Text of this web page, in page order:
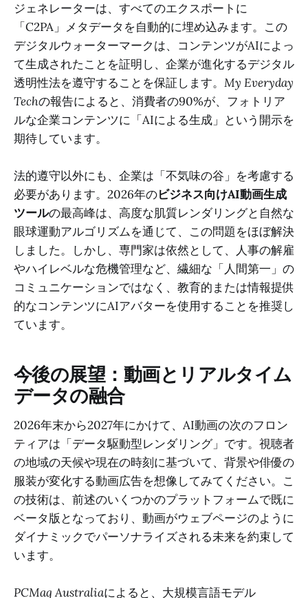
ジェネレーターは、すべてのエクスポートに
「C2PA」メタデータを自動的に埋め込みます。この
デジタルウォーターマークは、コンテンツがAIによっ
て生成されたことを証明し、企業が進化するデジタル
透明性法を遵守することを保証します。 My Everyday
Techの報告によると、消費者の90%が、フォトリア
ルな企業コンテンツに「AIによる生成」という開示を
期待しています。
法的遵守以外にも、企業は「不気味の谷」を考慮する
必要があります。2026年のビジネス向けAI動画生成
ツールの最高峰は、高度な肌質レンダリングと自然な
眼球運動アルゴリズムを通じて、この問題をほぼ解決
しました。しかし、専門家は依然として、人事の解雇
やハイレベルな危機管理など、繊細な「人間第一」の
コミュニケーションではなく、教育的または情報提供
的なコンテンツにAIアバターを使用することを推奨し
ています。
今後の展望：動画とリアルタイム
データの融合
2026年末から2027年にかけて、AI動画の次のフロン
ティアは「データ駆動型レンダリング」です。視聴者
の地域の天候や現在の時刻に基づいて、背景や俳優の
服装が変化する動画広告を想像してみてください。こ
の技術は、前述のいくつかのプラットフォームで既に
ベータ版となっており、動画がウェブページのように
ダイナミックでパーソナライズされる未来を約束して
います。
PCMag Australiaによると、大規模言語モデル